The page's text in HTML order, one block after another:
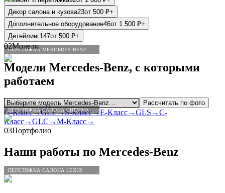
ПЕРЕТЯЖКА MERCEDES-BENZ
ПЕРЕТЯЖКА САЛОНА LEXUS
Декор салона и кузова23от 500 ₽+
Дополнительное оборудование46от 1 500 ₽+
Детейлинг147от 500 ₽+
02Модели
Модели Mercedes-Benz, с которыми
работаем
Рассчитать по фото
G-Класс→GLE→S-Класс→E-Класс→GLS →C-
Класс→GLC →M-Класс→
03Портфолио
Наши работы по Mercedes-Benz